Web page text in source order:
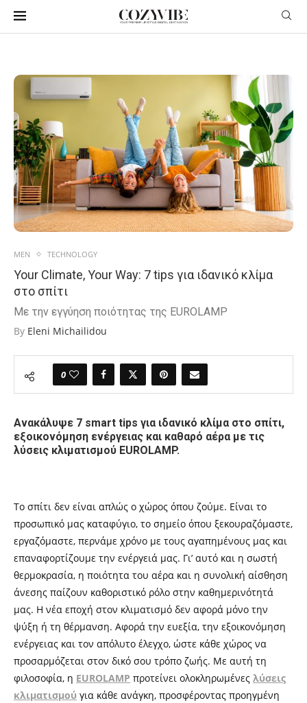
MEN TECHNOLOGY
Your Climate, Your Way: 7 tips για ιδανικό κλίμα
στο σπίτι
Με την εγγύηση ποιότητας της EUROLAMP
By Eleni Michailidou
0
Ανακάλυψε 7 smart tips για ιδανικό κλίμα στο σπίτι,
εξοικονόμηση ενέργειας και καθαρό αέρα με τις
λύσεις κλιματισμού EUROLAMP.
Το σπίτι δεν είναι απλώς ο χώρος όπου ζούμε. Είναι το
προσωπικό μας καταφύγιο, το σημείο όπου ξεκουραζόμαστε,
εργαζόμαστε, περνάμε χρόνο με τους αγαπημένους μας και
επαναφορτίζουμε την ενέργειά μας. Γι’ αυτό και η σωστή
θερμοκρασία, η ποιότητα του αέρα και η συνολική αίσθηση
άνεσης παίζουν καθοριστικό ρόλο στην καθημερινότητά
μας. Η νέα εποχή στον κλιματισμό δεν αφορά μόνο την
ψύξη ή τη θέρμανση. Αφορά την ευεξία, την εξοικονόμηση
ενέργειας και τον απόλυτο έλεγχο, ώστε κάθε χώρος να
προσαρμόζεται στον δικό σου τρόπο ζωής. Με αυτή τη
φιλοσοφία, η EUROLAMP προτείνει ολοκληρωμένες λύσεις
κλιματισμού για κάθε ανάγκη, προσφέροντας προηγμένη